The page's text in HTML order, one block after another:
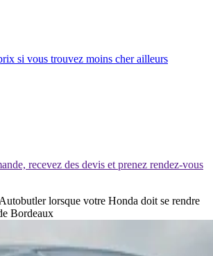
si vous trouvez moins cher ailleurs
recevez des devis et prenez rendez-vous
lorsque votre Honda doit se rendre
Bordeaux